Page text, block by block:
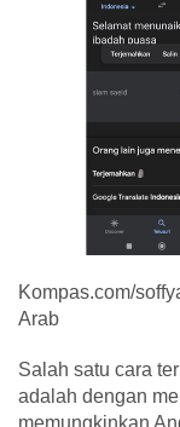
Kompas.com/
Arab
Salah satu cara
adalah dengan